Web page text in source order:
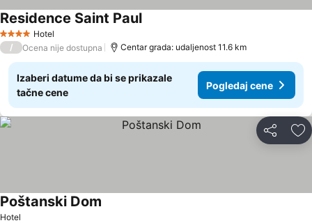
4 ZvezdiceHotel
Residence Saint Paul
/ Ocena nije dostupna Centar grada: udaljenost 11.6 km
Izaberi datume da bi se prikazale
tačne cene
Pogledaj cene
Deli
Hotel
Poštanski Dom